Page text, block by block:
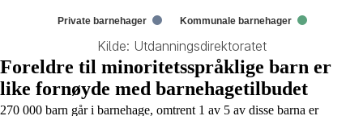
Kilde: Utdanningsdirektoratet
Kommunale barnehager
Private barnehager
End of interactive chart.
Foreldre til minoritetsspråklige barn er
like fornøyde med barnehagetilbudet
270 000 barn går i barnehage, omtrent 1 av 5 av disse barna er